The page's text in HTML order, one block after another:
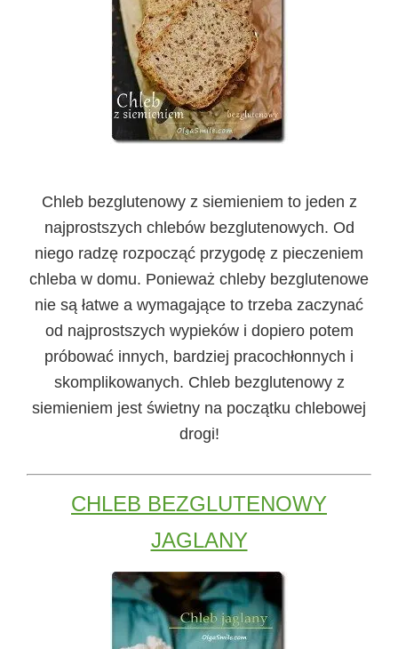
Chleb bezglutenowy z siemieniem to jeden z
najprostszych chlebów bezglutenowych. Od
niego radzę rozpocząć przygodę z pieczeniem
chleba w domu. Ponieważ chleby bezglutenowe
nie są łatwe a wymagające to trzeba zaczynać
od najprostszych wypieków i dopiero potem
próbować innych, bardziej pracochłonnych i
skomplikowanych. Chleb bezglutenowy z
siemieniem jest świetny na początku chlebowej
drogi!
CHLEB BEZGLUTENOWY
JAGLANY